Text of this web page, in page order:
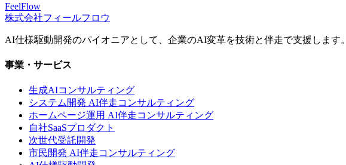
FeelFlow
株式会社フィールフロウ
AI仕様駆動開発のパイオニアとして、企業のAI変革を技術と伴走で支援します。
事業・サービス
生成AIコンサルティング
システム開発 AI伴走コンサルティング
ホームページ運用 AI伴走コンサルティング
自社SaaSプロダクト
次世代受託開発
市民開発 AI伴走コンサルティング